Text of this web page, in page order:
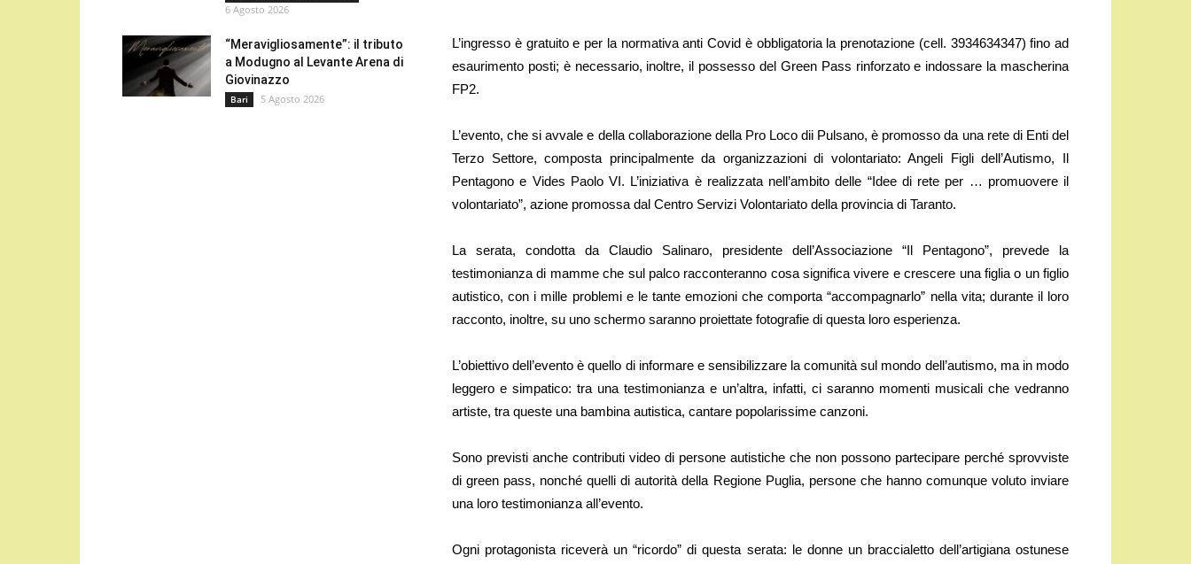
L’ingresso è gratuito e per la normativa anti Covid è obbligatoria la prenotazione (cell. 3934634347) fino ad
esaurimento posti; è necessario, inoltre, il possesso del Green Pass rinforzato e indossare la mascherina
FP2.
L’evento, che si avvale e della collaborazione della Pro Loco dii Pulsano, è promosso da una rete di Enti del
Terzo Settore, composta principalmente da organizzazioni di volontariato: Angeli Figli dell’Autismo, Il
Pentagono e Vides Paolo VI. L’iniziativa è realizzata nell’ambito delle “Idee di rete per … promuovere il
volontariato”, azione promossa dal Centro Servizi Volontariato della provincia di Taranto.
La serata, condotta da Claudio Salinaro, presidente dell’Associazione “Il Pentagono”, prevede la
testimonianza di mamme che sul palco racconteranno cosa significa vivere e crescere una figlia o un figlio
autistico, con i mille problemi e le tante emozioni che comporta “accompagnarlo” nella vita; durante il loro
racconto, inoltre, su uno schermo saranno proiettate fotografie di questa loro esperienza.
L’obiettivo dell’evento è quello di informare e sensibilizzare la comunità sul mondo dell’autismo, ma in modo
leggero e simpatico: tra una testimonianza e un’altra, infatti, ci saranno momenti musicali che vedranno
artiste, tra queste una bambina autistica, cantare popolarissime canzoni.
Sono previsti anche contributi video di persone autistiche che non possono partecipare perché sprovviste
di green pass, nonché quelli di autorità della Regione Puglia, persone che hanno comunque voluto inviare
una loro testimonianza all’evento.
Ogni protagonista riceverà un “ricordo” di questa serata: le donne un braccialetto dell’artigiana ostunese
6 Agosto 2026
“Meravigliosamente”: il tributo
a Modugno al Levante Arena di
Giovinazzo
Bari 5 Agosto 2026